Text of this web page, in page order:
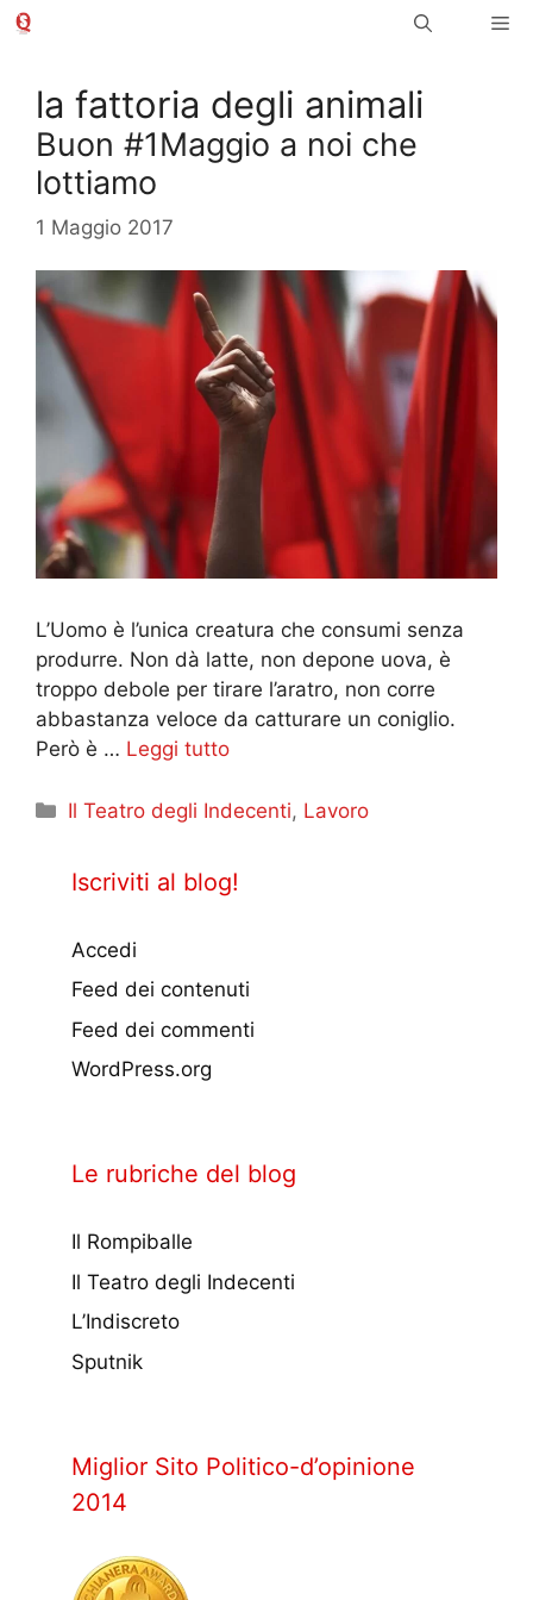
Vai
la fattoria degli animali
Buon #1Maggio a noi che
lottiamo
1 Maggio 2017
L’Uomo è l’unica creatura che consumi senza
produrre. Non dà latte, non depone uova, è
troppo debole per tirare l’aratro, non corre
abbastanza veloce da catturare un coniglio.
Però è … Leggi tutto
Categorie
Il Teatro degli Indecenti, Lavoro
Iscriviti al blog!
Accedi
Feed dei contenuti
Feed dei commenti
WordPress.org
Le rubriche del blog
Il Rompiballe
Il Teatro degli Indecenti
L’Indiscreto
Sputnik
Miglior Sito Politico-d’opinione
2014